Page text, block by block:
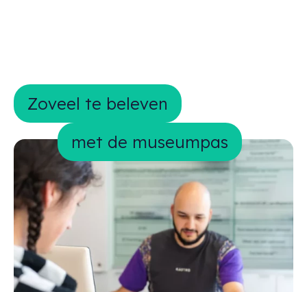
Zoveel te beleven met de
Zoveel te beleven
met de museumpas